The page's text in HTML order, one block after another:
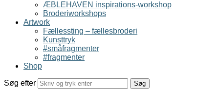
ÆBLEHAVEN inspirations-workshop
Broderiworkshops
Artwork
Fællessting – fællesbroderi
Kunsttryk
#småfragmenter
#fragmenter
Shop
Søg efter